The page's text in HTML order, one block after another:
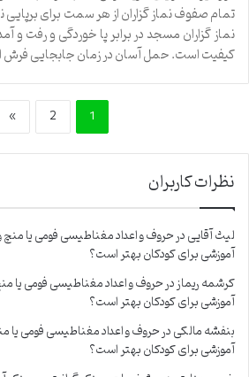
تمام صفوف نماز گزاران از هر سمت برای
نماز گزاران مسجد در برابر پا خوردگی و رفت و
کیفیت است. حمل آسان در زمان جابجایی فرش
1
2
»
نظرات کاربران
لیث آقاییدرحروف و اعداد مغناطیسی فومی یا منچ
آموزشی برای کودکان بهتر است؟
کرشمه ریمازدرحروف و اعداد مغناطیسی فومی یا
آموزشی برای کودکان بهتر است؟
بنفشه مالکیدرحروف و اعداد مغناطیسی فومی یا
آموزشی برای کودکان بهتر است؟